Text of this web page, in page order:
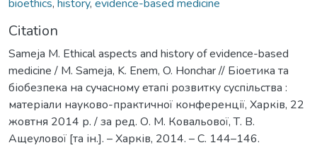
bioethics, history, evidence-based medicine
Citation
Sameja M. Ethical aspects and history of evidence-based
medicine / M. Sameja, K. Enem, O. Honchar // Біоетика та
біобезпека на сучасному етапі розвитку суспільства :
матеріали науково-практичної конференції, Харків, 22
жовтня 2014 р. / за ред. О. М. Ковальової, Т. В.
Ащеулової [та ін.]. – Харків, 2014. – С. 144–146.